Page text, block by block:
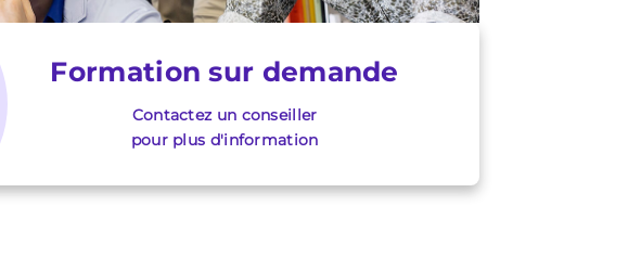
Formation sur demande
Contactez un conseiller
pour plus d'information